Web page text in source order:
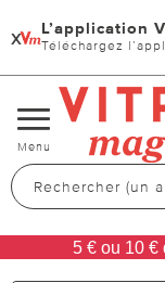
x L’application
Téléchargez
Changer
de
navigation
Menu
5 € ou 10 €